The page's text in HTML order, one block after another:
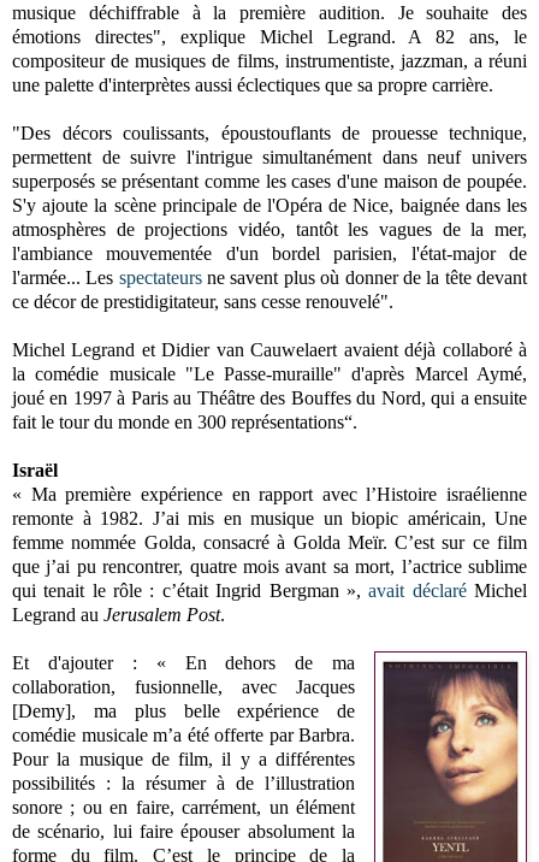
musique déchiffrable à la première audition. Je souhaite des
émotions directes", explique Michel Legrand. A 82 ans, le
compositeur de musiques de films, instrumentiste, jazzman, a réuni
une palette d'interprètes aussi éclectiques que sa propre carrière.
"Des décors coulissants, époustouflants de prouesse technique,
permettent de suivre l'intrigue simultanément dans neuf univers
superposés se présentant comme les cases d'une maison de poupée.
S'y ajoute la scène principale de l'Opéra de Nice, baignée dans les
atmosphères de projections vidéo, tantôt les vagues de la mer,
l'ambiance mouvementée d'un bordel parisien, l'état-major de
l'armée... Les spectateursne savent plus où donner de la tête devant
ce décor de prestidigitateur, sans cesse renouvelé".
Michel Legrand et Didier van Cauwelaert avaient déjà collaboré à
la comédie musicale "Le Passe-muraille" d'après Marcel Aymé,
joué en 1997 à Paris au Théâtre des Bouffes du Nord, qui a ensuite
fait le tour du monde en 300 représentations“.
Israël
« Ma première expérience en rapport avec l’Histoire israélienne
remonte à 1982. J’ai mis en musique un biopic américain, Une
femme nommée Golda, consacré à Golda Meïr. C’est sur ce film
que j’ai pu rencontrer, quatre mois avant sa mort, l’actrice sublime
qui tenait le rôle : c’était Ingrid Bergman »,avait déclaréMichel
Legrand au Jerusalem Post.
Et d'ajouter : « En dehors de ma
collaboration, fusionnelle, avec Jacques
[Demy], ma plus belle expérience de
comédie musicale m’a été offerte par Barbra.
Pour la musique de film, il y a différentes
possibilités : la résumer à de l’illustration
sonore ; ou en faire, carrément, un élément
de scénario, lui faire épouser absolument la
forme du film. C’est le principe de la